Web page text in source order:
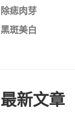
除痣肉芽
黑斑美白
最新文章